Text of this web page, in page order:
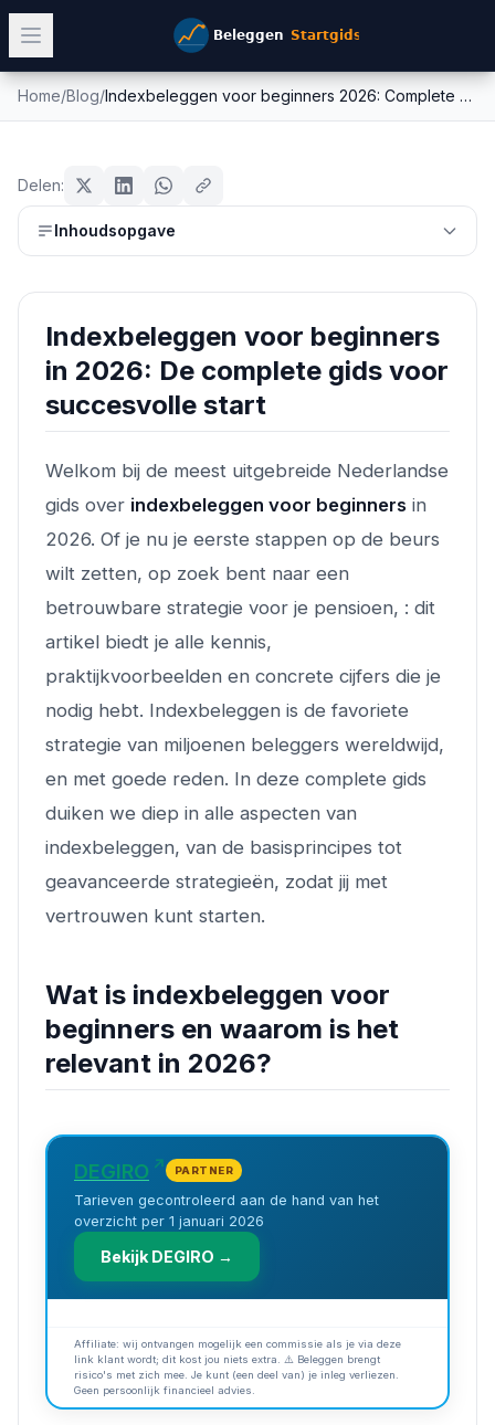
Home/Blog/ Indexbeleggen voor beginners 2026: Complete Gids
2026: Complete Gids
13 mei 20266min leestijd
Delen:
Inhoudsopgave
Indexbeleggen voor beginners
in 2026: De complete gids voor
succesvolle start
Welkom bij de meest uitgebreide Nederlandse
gids over indexbeleggen voor beginners in
2026. Of je nu je eerste stappen op de beurs
wilt zetten, op zoek bent naar een
betrouwbare strategie voor je pensioen, : dit
artikel biedt je alle kennis,
praktijkvoorbeelden en concrete cijfers die je
nodig hebt. Indexbeleggen is de favoriete
strategie van miljoenen beleggers wereldwijd,
en met goede reden. In deze complete gids
duiken we diep in alle aspecten van
indexbeleggen, van de basisprincipes tot
geavanceerde strategieën, zodat jij met
vertrouwen kunt starten.
Wat is indexbeleggen voor
beginners en waarom is het
relevant in 2026?
DEGIRO PARTNER
Tarieven gecontroleerd aan de hand van het
overzicht per 1 januari 2026
Bekijk DEGIRO →
Affiliate: wij ontvangen mogelijk een commissie als je via deze
link klant wordt; dit kost jou niets extra. ⚠️ Beleggen brengt
risico's met zich mee. Je kunt (een deel van) je inleg verliezen.
Geen persoonlijk financieel advies.